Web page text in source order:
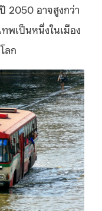
2050 อาจสูงกว่า
ทพเป็นหนึ่งในเมือง
ลก